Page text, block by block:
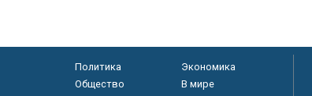
Политика
Экономика
Общество
В мире